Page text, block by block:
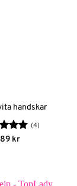
handskar
(4)
89 kr